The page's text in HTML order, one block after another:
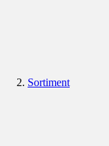
Sortiment